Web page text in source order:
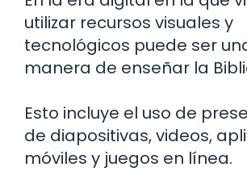
utilizar recursos visuales y
tecnológicos puede ser
manera de enseñar la
Esto incluye el uso de
de diapositivas, videos,
móviles y juegos en línea.